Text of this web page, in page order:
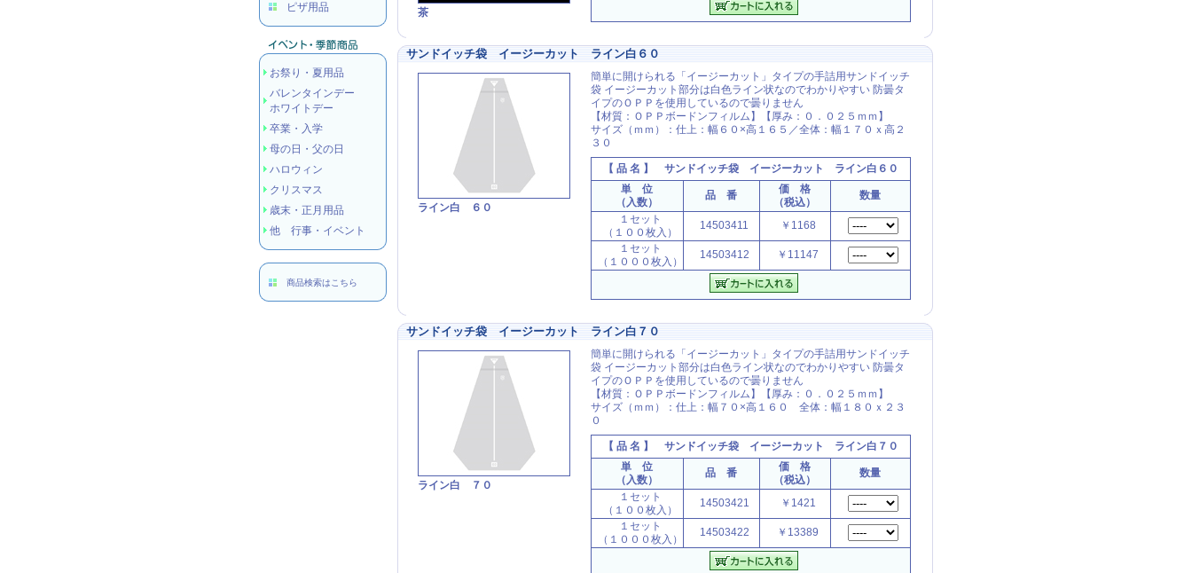
ピザ用品
お祭り・夏用品
バレンタインデー
ホワイトデー
卒業・入学
母の日・父の日
ハロウィン
クリスマス
歳末・正月用品
他 行事・イベント
商品検索はこちら
茶
サンドイッチ袋 イージーカット ライン白６０
ライン白 ６０
簡単に開けられる「イージーカット」タイプの手詰用サンドイッチ
袋 イージーカット部分は白色ライン状なのでわかりやすい 防曇タ
イプのＯＰＰを使用しているので曇りません
【材質：ＯＰＰボードンフィルム】【厚み：０．０２５ｍｍ】
サイズ（ｍｍ）：仕上：幅６０×高１６５／全体：幅１７０ｘ高２
３０
【 品 名 】 サンドイッチ袋 イージーカット ライン白６０
単 位
（入数）
品 番
価 格
（税込）
数量
１セット
（１００枚入）
14503411
￥1168
１セット
（１０００枚入）
14503412 ￥11147
サンドイッチ袋 イージーカット ライン白７０
ライン白 ７０
簡単に開けられる「イージーカット」タイプの手詰用サンドイッチ
袋 イージーカット部分は白色ライン状なのでわかりやすい 防曇タ
イプのＯＰＰを使用しているので曇りません
【材質：ＯＰＰボードンフィルム】【厚み：０．０２５ｍｍ】
サイズ（ｍｍ）：仕上：幅７０×高１６０ 全体：幅１８０ｘ２３
０
【 品 名 】 サンドイッチ袋 イージーカット ライン白７０
単 位
（入数）
品 番
価 格
（税込）
数量
１セット
（１００枚入）
14503421
￥1421
１セット
（１０００枚入）
14503422 ￥13389